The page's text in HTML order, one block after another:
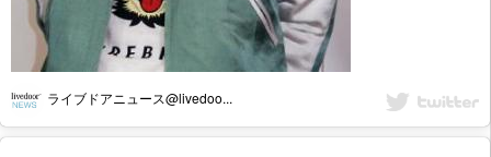
ライブドアニュース@livedoo...